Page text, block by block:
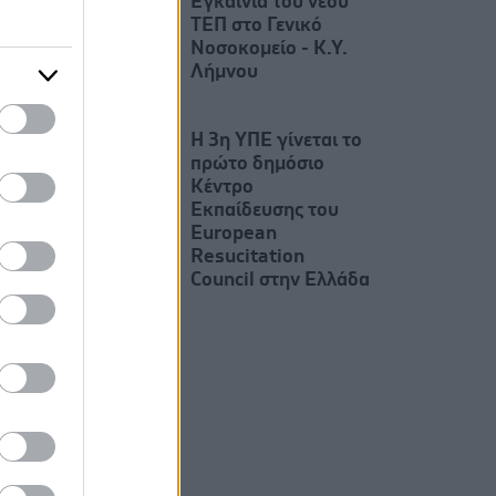
ΤΕΠ στο Γενικό
Νοσοκομείο - Κ.Υ.
Λήμνου
Η 3η ΥΠΕ γίνεται το
πρώτο δημόσιο
Κέντρο
Εκπαίδευσης του
European
Resucitation
Council στην Ελλάδα